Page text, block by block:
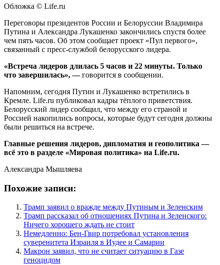
Обложка © Life.ru
Переговоры президентов России и Белоруссии Владимира
Путина и Александра Лукашенко закончились спустя более
чем пять часов. Об этом сообщает проект «Пул первого»,
связанный с пресс-службой белорусского лидера.
«Встреча лидеров длилась 5 часов и 22 минуты. Только
что завершилась», —говорится в сообщении.
Напомним, сегодня Путин и Лукашенко встретились в
Кремле. Life.ru публиковал кадры тёплого приветствия.
Белорусский лидер сообщил, что между его страной и
Россией накопились вопросы, которые будут сегодня должны
были решиться на встрече.
Главные решения лидеров, дипломатия и геополитика —
всё это в разделе «Мировая политика» на Life.ru.
Александра Мышляева
Похожие записи:
Трамп заявил о вражде между Путиным и Зеленским
Трамп рассказал об отношениях Путина и Зеленского:
Ничего хорошего ждать не стоит
Немедленно: Бен-Гвир потребовал установления
суверенитета Израиля в Иудее и Самарии
Макрон заявил, что не считает ситуацию в Газе
геноцидом